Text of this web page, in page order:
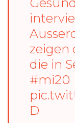
zeigen
die in
#mi20
D